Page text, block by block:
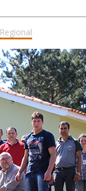
Regional